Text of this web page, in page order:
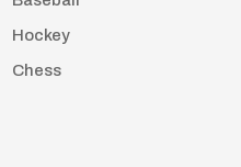
Hockey
Chess